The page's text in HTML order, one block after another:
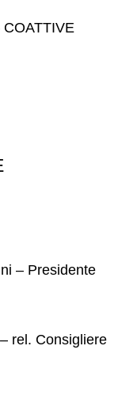
COATTIVE
– Presidente
rel. Consigliere